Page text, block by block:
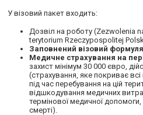
У візовий пакет входить:
Дозвіл на роботу (Zezwolenia
terytorium Rzeczypospolitej
Заповнений візовий
Медичне страхування на
захист мінімум 30 000 євро,
(страхування, яке покриває
під час перебування на цій
відшкодування медичних
термінової медичної
смерті).